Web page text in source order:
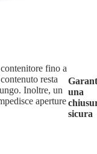
fino a
resta
Inoltre, un
aperture
una
sicura